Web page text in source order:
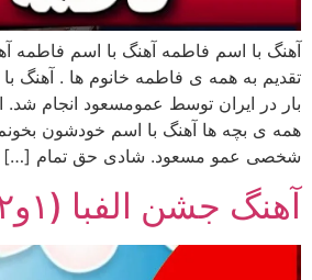
آهنگ با اسم فاطمه آهنگ با اسم فاطمه
تقدیم به همه ی فاطمه خانوم ها . آهنگ با
بار در ایران توسط عمومسعود انجام شد.
همه ی بچه ها آهنگ با اسم خودشون
شخصی عمو مسعود. شادی حق تمام […]
آهنگ جشن الفبا (۱و۲)